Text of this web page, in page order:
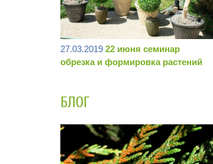
27.03.2019 22 июня семинар
обрезка и формировка растений
БЛОГ